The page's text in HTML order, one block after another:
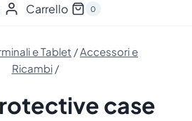
Carrello 0
e Tablet /Accessori e
Ricambi /
case